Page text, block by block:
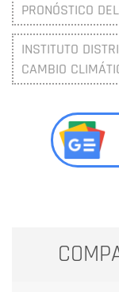
PRONÓSTICO
INSTITUTO
CAMBIO